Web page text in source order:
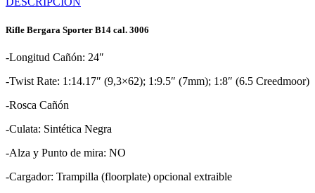
Rifle Bergara Sporter B14 cal. 3006
-Longitud Cañón: 24″
-Twist Rate: 1:14.17″ (9,3×62); 1:9.5″ (7mm); 1:8″ (6.5 Creedmoor)
-Rosca Cañón
-Culata: Sintética Negra
-Alza y Punto de mira: NO
-Cargador: Trampilla (floorplate) opcional extraible